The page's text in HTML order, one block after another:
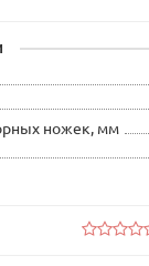
ножек, мм